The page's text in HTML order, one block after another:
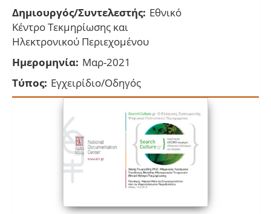
Δημιουργός/Συντελεστής: Εθνικό
Κέντρο Τεκμηρίωσης και
Ηλεκτρονικού Περιεχομένου
Ημερομηνία: Μαρ-2021
Τύπος: Εγχειρίδιο/Οδηγός